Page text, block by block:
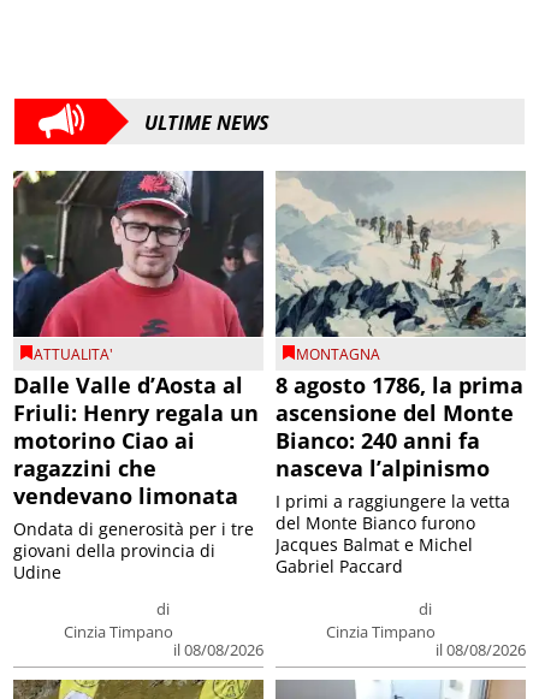
ULTIME NEWS
ATTUALITA'
Dalle Valle d’Aosta al
Friuli: Henry regala un
motorino Ciao ai
ragazzini che
vendevano limonata
di
Cinzia Timpano
il 08/08/2026
Ondata di generosità per i tre
giovani della provincia di
Udine
MONTAGNA
8 agosto 1786, la prima
ascensione del Monte
Bianco: 240 anni fa
nasceva l’alpinismo
di
Cinzia Timpano
il 08/08/2026
I primi a raggiungere la vetta
del Monte Bianco furono
Jacques Balmat e Michel
Gabriel Paccard